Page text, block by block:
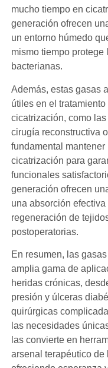
mucho tiempo en
generación ofrecen
un entorno húmedo
mismo tiempo
bacterianas.
Además, estas gasas
útiles en el
cicatrización, como
cirugía reconstructiva
fundamental
cicatrización para
funcionales
generación ofrecen
una absorción
regeneración de
postoperatorias.
En resumen, las
amplia gama de
heridas crónicas,
presión y úlceras
quirúrgicas
las necesidades
las convierte en
arsenal terapéutico